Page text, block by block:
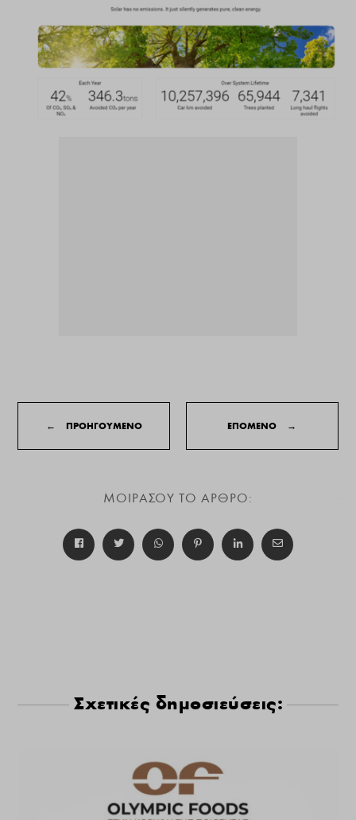
← ΠΡΟΗΓΟΥΜΕΝΟ ΕΠΟΜΕΝΟ →
ΜΟΙΡΑΣΟΥ ΤΟ ΑΡΘΡΟ:
Σχετικές δημοσιεύσεις: